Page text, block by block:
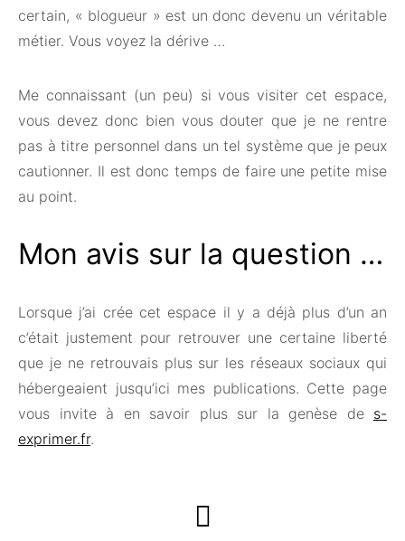
certain, « blogueur » est un donc devenu un véritable
métier. Vous voyez la dérive …
Me connaissant (un peu) si vous visiter cet espace,
vous devez donc bien vous douter que je ne rentre
pas à titre personnel dans un tel système que je peux
cautionner. Il est donc temps de faire une petite mise
au point.
Mon avis sur la question …
Lorsque j’ai crée cet espace il y a déjà plus d’un an
c’était justement pour retrouver une certaine liberté
que je ne retrouvais plus sur les réseaux sociaux qui
hébergeaient jusqu’ici mes publications. Cette page
vous invite à en savoir plus sur la genèse de s-
exprimer.fr.